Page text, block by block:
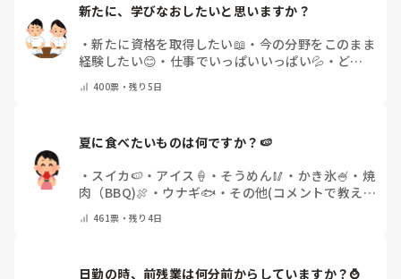
新たに、学びなおしたいと思いますか？
・新たに資格を取得したい📖 ・ 今の分野をこのまま
経験したい😊 ・ 仕事でいっぱいいっぱい💦 ・ どん
教えてください）
400票・残り5日
夏に食べたいものは何ですか？🍉
・ スイカ🍉 ・ アイス🍦 ・ そうめん🥢 ・ かき氷🍧 ・ 焼
肉（BBQ)🍖 ・ ウナギ🐟 ・ その他(コメントで教え
461票・残り4日
日勤の時、前残業は何分前からしていますか？⌚